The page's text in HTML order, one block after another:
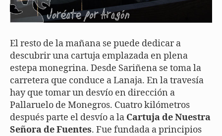
El resto de la mañana se puede dedicar a
descubrir una cartuja emplazada en plena
estepa monegrina. Desde Sariñena se toma la
carretera que conduce a Lanaja. En la travesía
hay que tomar un desvío en dirección a
Pallaruelo de Monegros. Cuatro kilómetros
después parte el desvío a la Cartuja de Nuestra
Señora de Fuentes. Fue fundada a principios